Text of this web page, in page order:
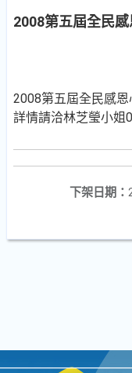
2008第五屆全民
2008第五屆全民感
詳情請洽林芝瑩小姐
下架日期：